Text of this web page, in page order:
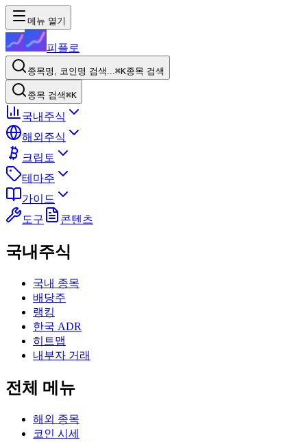
메뉴 열기
피플로
종목명, 코인명 검색...⌘K종목 검색
종목 검색⌘K
국내주식
해외주식
크립토
테마주
가이드
도구
콘텐츠
국내주식
국내 종목
배당주
랭킹
한국 ADR
히트맵
내부자 거래
전체 메뉴
해외 종목
코인 시세